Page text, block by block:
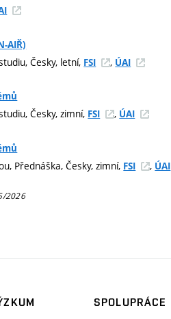
AIŘ)
Česky, letní, FSI , ÚAI
Česky, zimní, FSI , ÚAI
Přednáška, Česky, zimní, FSI , ÚAI
2026
SPOLUPRÁCE